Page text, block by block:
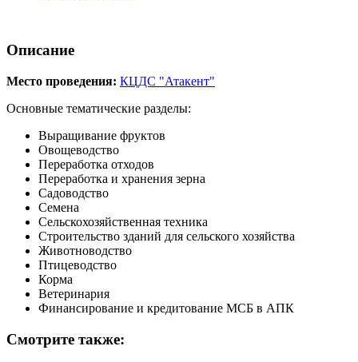
Описание
Место проведения: КЦДС "Атакент"
Основные тематические разделы:
Выращивание фруктов
Овощеводство
Переработка отходов
Переработка и хранения зерна
Садоводство
Семена
Сельскохозяйственная техника
Строительство зданий для сельского хозяйства
Животноводство
Птицеводство
Корма
Ветеринария
Финансирование и кредитование МСБ в АПК
Смотрите также: